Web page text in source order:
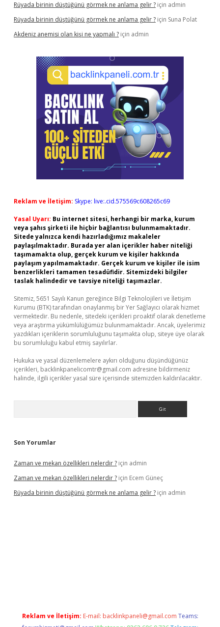
Rüyada birinin düştüğünü görmek ne anlama gelir ? için admin
Rüyada birinin düştüğünü görmek ne anlama gelir ? için Suna Polat
Akdeniz anemisi olan kişi ne yapmalı ? için admin
Reklam ve İletişim: Skype: live:.cid.575569c608265c69
Yasal Uyarı: Bu internet sitesi, herhangi bir marka, kurum
veya şahıs şirketi ile hiçbir bağlantısı bulunmamaktadır.
Sitede yalnızca kendi hazırladığımız makaleler
paylaşılmaktadır. Burada yer alan içerikler haber niteliği
taşımamakta olup, gerçek kurum ve kişiler hakkında
paylaşım yapılmamaktadır. Gerçek kurum ve kişiler ile isim
benzerlikleri tamamen tesadüfidir. Sitemizdeki bilgiler
taslak halindedir ve tavsiye niteliği taşımazlar.
Sitemiz, 5651 Sayılı Kanun gereğince Bilgi Teknolojileri ve İletişim
Kurumu (BTK) tarafından onaylanmış bir Yer Sağlayıcı olarak hizmet
vermektedir. Bu nedenle, sitedeki içerikleri proaktif olarak denetleme
veya araştırma yükümlülüğümüz bulunmamaktadır. Ancak, üyelerimiz
yazdıkları içeriklerin sorumluluğunu taşımakta olup, siteye üye olarak
bu sorumluluğu kabul etmiş sayılırlar.
Hukuka ve yasal düzenlemelere aykırı olduğunu düşündüğünüz
içerikleri, backlinkpanelicomtr@gmail.com adresine bildirmeniz
halinde, ilgili içerikler yasal süre içerisinde sitemizden kaldırılacaktır.
Son Yorumlar
Zaman ve mekan özellikleri nelerdir ? için admin
Zaman ve mekan özellikleri nelerdir ? için Ecem Güneç
Rüyada birinin düştüğünü görmek ne anlama gelir ? için admin
Reklam ve İletişim: E-mail: backlinkpaneli@gmail.com Teams: